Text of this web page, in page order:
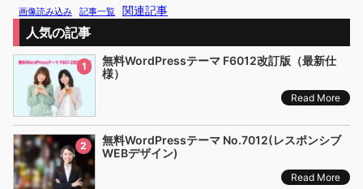
画像読み込み 記事一覧 関連記事
人気の記事
1
無料WordPressテーマ F6012改訂版（最新仕
様）
Read More
2
無料WordPressテーマ No.7012(レスポンシブ
WEBデザイン)
Read More